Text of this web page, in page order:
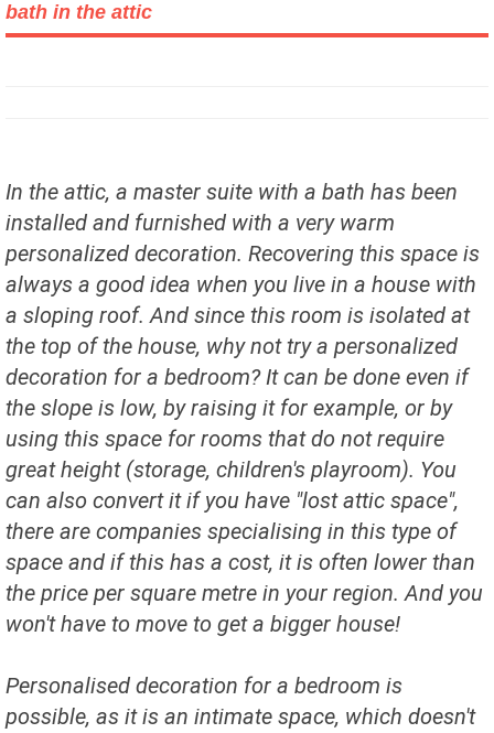
bath in the attic
In the attic, a master suite with a bath has been
installed and furnished with a very warm
personalized decoration. Recovering this space is
always a good idea when you live in a house with
a sloping roof. And since this room is isolated at
the top of the house, why not try a personalized
decoration for a bedroom? It can be done even if
the slope is low, by raising it for example, or by
using this space for rooms that do not require
great height (storage, children's playroom). You
can also convert it if you have "lost attic space",
there are companies specialising in this type of
space and if this has a cost, it is often lower than
the price per square metre in your region. And you
won't have to move to get a bigger house!
Personalised decoration for a bedroom is
possible, as it is an intimate space, which doesn't